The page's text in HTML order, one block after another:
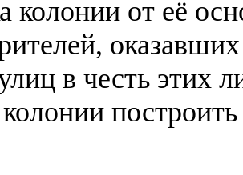
колонии от её
в честь этих
построить